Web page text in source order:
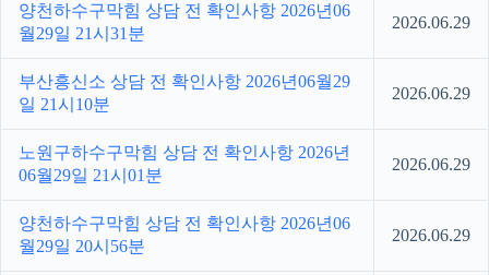
양천하수구막힘 상담 전 확인사항 2026년06
월29일 21시31분
2026.06.29
부산흥신소 상담 전 확인사항 2026년06월29
일 21시10분
2026.06.29
노원구하수구막힘 상담 전 확인사항 2026년
06월29일 21시01분
2026.06.29
양천하수구막힘 상담 전 확인사항 2026년06
월29일 20시56분
2026.06.29